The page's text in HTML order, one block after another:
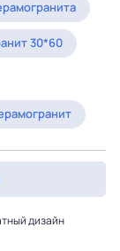
30*60
дизайн